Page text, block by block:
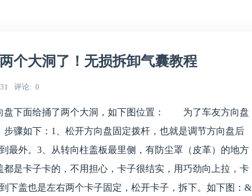
个大洞了！无损拆卸气囊教程
评论 0
盘下面给捅了两个大洞，如下图位置： 为了车友方向盘
骤如下：1、松开方向盘固定拨杆，也就是调节方向盘后
最外。3、从转向柱盖板最里侧，有防尘罩（皮革）的地方
是卡子卡的，不用担心，卡子很结实，用巧劲向上拉，卡
下盖也是左右两个卡子固定，松开卡子，拆下。如下图：&